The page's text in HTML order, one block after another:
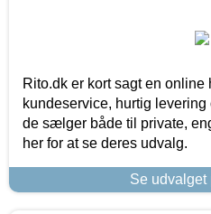
Rito.dk er kort sagt en
kundeservice, hurtig
de sælger både til private,
her for at se deres udvalg.
Se udvalget